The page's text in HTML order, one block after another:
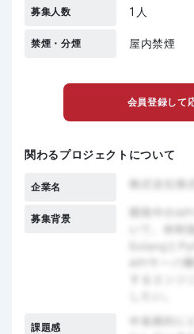
募集人数 1人
禁煙・分煙 屋内禁煙
会員登録して
関わるプロジェクトについて
企業名
募集背景
課題感